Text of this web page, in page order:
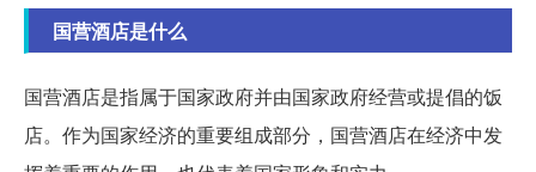
国营酒店是什么
国营酒店是指属于国家政府并由国家政府经营或提倡的饭
店。作为国家经济的重要组成部分，国营酒店在经济中发